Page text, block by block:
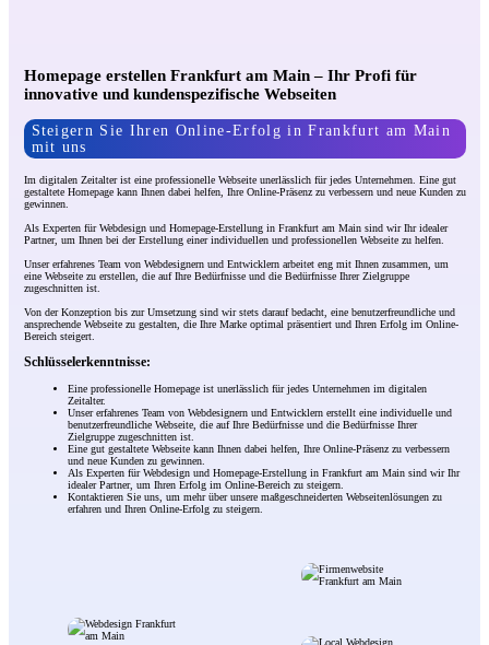
Homepage erstellen Frankfurt am Main – Ihr Profi für
innovative und kundenspezifische Webseiten
Steigern Sie Ihren Online-Erfolg in Frankfurt am Main
mit uns
Im digitalen Zeitalter ist eine professionelle Webseite unerlässlich für jedes Unternehmen. Eine gut
gestaltete Homepage kann Ihnen dabei helfen, Ihre Online-Präsenz zu verbessern und neue Kunden zu
gewinnen.
Als Experten für Webdesign und Homepage-Erstellung in Frankfurt am Main sind wir Ihr idealer
Partner, um Ihnen bei der Erstellung einer individuellen und professionellen Webseite zu helfen.
Unser erfahrenes Team von Webdesignern und Entwicklern arbeitet eng mit Ihnen zusammen, um
eine Webseite zu erstellen, die auf Ihre Bedürfnisse und die Bedürfnisse Ihrer Zielgruppe
zugeschnitten ist.
Von der Konzeption bis zur Umsetzung sind wir stets darauf bedacht, eine benutzerfreundliche und
ansprechende Webseite zu gestalten, die Ihre Marke optimal präsentiert und Ihren Erfolg im Online-
Bereich steigert.
Schlüsselerkenntnisse:
Eine professionelle Homepage ist unerlässlich für jedes Unternehmen im digitalen
Zeitalter.
Unser erfahrenes Team von Webdesignern und Entwicklern erstellt eine individuelle und
benutzerfreundliche Webseite, die auf Ihre Bedürfnisse und die Bedürfnisse Ihrer
Zielgruppe zugeschnitten ist.
Eine gut gestaltete Webseite kann Ihnen dabei helfen, Ihre Online-Präsenz zu verbessern
und neue Kunden zu gewinnen.
Als Experten für Webdesign und Homepage-Erstellung in Frankfurt am Main sind wir Ihr
idealer Partner, um Ihren Erfolg im Online-Bereich zu steigern.
Kontaktieren Sie uns, um mehr über unsere maßgeschneiderten Webseitenlösungen zu
erfahren und Ihren Online-Erfolg zu steigern.